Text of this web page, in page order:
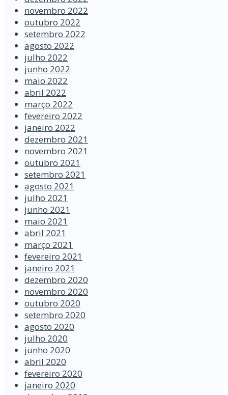
novembro 2022
outubro 2022
setembro 2022
agosto 2022
julho 2022
junho 2022
maio 2022
abril 2022
março 2022
fevereiro 2022
janeiro 2022
dezembro 2021
novembro 2021
outubro 2021
setembro 2021
agosto 2021
julho 2021
junho 2021
maio 2021
abril 2021
março 2021
fevereiro 2021
janeiro 2021
dezembro 2020
novembro 2020
outubro 2020
setembro 2020
agosto 2020
julho 2020
junho 2020
abril 2020
fevereiro 2020
janeiro 2020